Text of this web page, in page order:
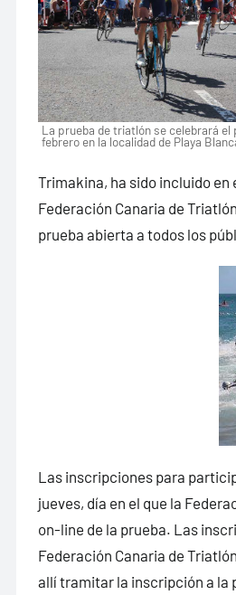
La prueba de triatlón se celebrará el
febrero en la localidad de Playa
Trimakina, ha sido incluido en
Federación Canaria de
prueba abierta a todos los
Las inscripciones para
jueves, día en el que la
on-line de la prueba. Las
Federación Canaria de
allí tramitar la inscripción a la